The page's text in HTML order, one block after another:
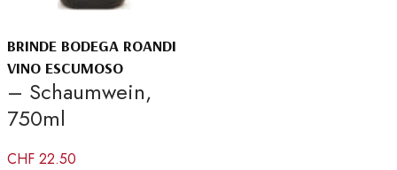
BRINDE BODEGA ROANDI
VINO ESCUMOSO
– Schaumwein,
750ml
CHF 22.50